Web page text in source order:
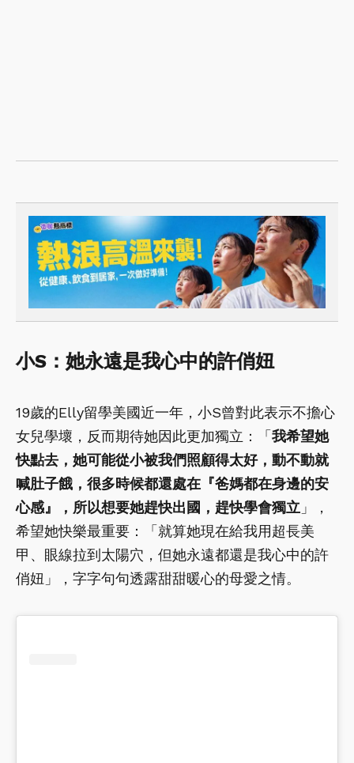
小S：她永遠是我心中的許俏妞
19歲的Elly留學美國近一年，小S曾對此表示不擔心
女兒學壞，反而期待她因此更加獨立：「 我希望她
快點去，她可能從小被我們照顧得太好，動不動就
喊肚子餓，很多時候都還處在『爸媽都在身邊的安
心感』，所以想要她趕快出國，趕快學會獨立 」，
希望她快樂最重要：「就算她現在給我用超長美
甲、眼線拉到太陽穴，但她永遠都還是我心中的許
俏妞」，字字句句透露甜甜暖心的母愛之情。